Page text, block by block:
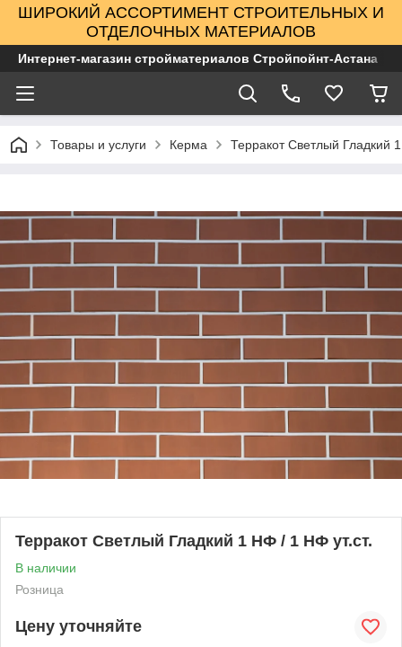
ШИРОКИЙ АССОРТИМЕНТ СТРОИТЕЛЬНЫХ И
ОТДЕЛОЧНЫХ МАТЕРИАЛОВ
Интернет-магазин стройматериалов Стройпойнт-Астана
Товары и услуги Керма Терракот Светлый Гладкий
Терракот Светлый Гладкий 1 НФ / 1 НФ ут.ст.
В наличии
Розница
Цену уточняйте